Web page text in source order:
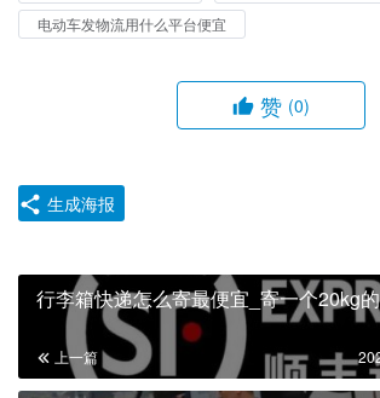
电动车发物流用什么平台便宜
赞 (0)
生成海报
行李箱快递怎么寄最便宜_寄一个20kg
上一篇